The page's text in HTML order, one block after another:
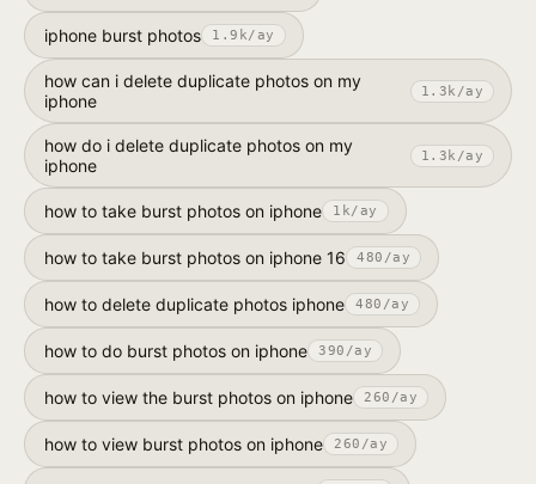
iphone burst photos 1.9k/ay
how can i delete duplicate photos on my
iphone
1.3k /ay
how do i delete duplicate photos on my
iphone
1.3k /ay
how to take burst photos on iphone 1k/ay
how to take burst photos on iphone 16 480 /ay
how to delete duplicate photos iphone 480 /ay
how to do burst photos on iphone 390 /ay
how to view the burst photos on iphone 260 /ay
how to view burst photos on iphone 260 /ay